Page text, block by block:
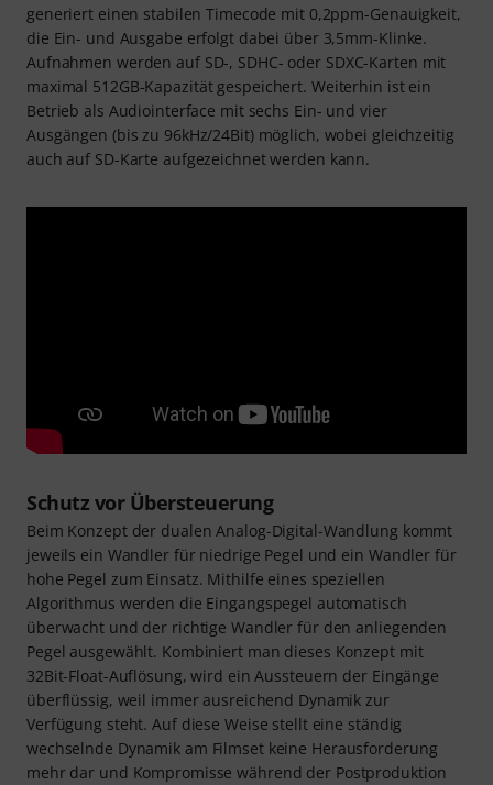
generiert einen stabilen Timecode mit 0,2ppm-Genauigkeit,
die Ein- und Ausgabe erfolgt dabei über 3,5mm-Klinke.
Aufnahmen werden auf SD-, SDHC- oder SDXC-Karten mit
maximal 512GB-Kapazität gespeichert. Weiterhin ist ein
Betrieb als Audiointerface mit sechs Ein- und vier
Ausgängen (bis zu 96kHz/24Bit) möglich, wobei gleichzeitig
auch auf SD-Karte aufgezeichnet werden kann.
Schutz vor Übersteuerung
Beim Konzept der dualen Analog-Digital-Wandlung kommt
jeweils ein Wandler für niedrige Pegel und ein Wandler für
hohe Pegel zum Einsatz. Mithilfe eines speziellen
Algorithmus werden die Eingangspegel automatisch
überwacht und der richtige Wandler für den anliegenden
Pegel ausgewählt. Kombiniert man dieses Konzept mit
32Bit-Float-Auflösung, wird ein Aussteuern der Eingänge
überflüssig, weil immer ausreichend Dynamik zur
Verfügung steht. Auf diese Weise stellt eine ständig
wechselnde Dynamik am Filmset keine Herausforderung
mehr dar und Kompromisse während der Postproduktion